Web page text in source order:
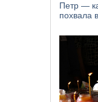
Петр —
похвала